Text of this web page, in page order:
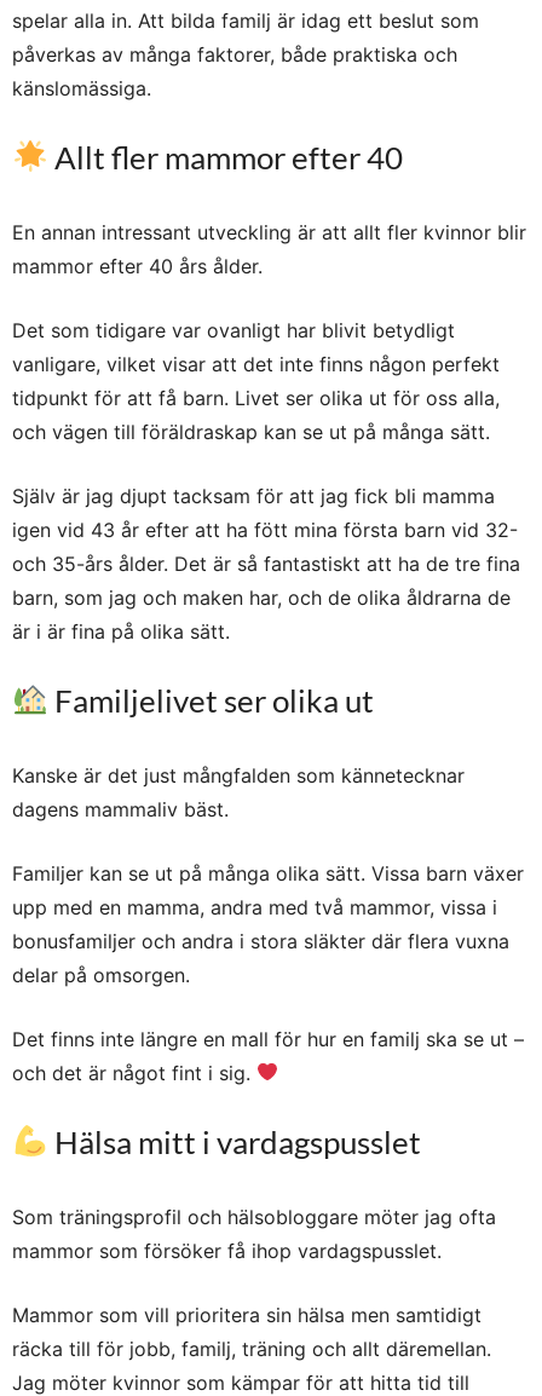
spelar alla in. Att bilda familj är idag ett beslut som
påverkas av många faktorer, både praktiska och
känslomässiga.
Allt fler mammor efter 40
En annan intressant utveckling är att allt fler kvinnor blir
mammor efter 40 års ålder.
Det som tidigare var ovanligt har blivit betydligt
vanligare, vilket visar att det inte finns någon perfekt
tidpunkt för att få barn. Livet ser olika ut för oss alla,
och vägen till föräldraskap kan se ut på många sätt.
Själv är jag djupt tacksam för att jag fick bli mamma
igen vid 43 år efter att ha fött mina första barn vid 32-
och 35-års ålder. Det är så fantastiskt att ha de tre fina
barn, som jag och maken har, och de olika åldrarna de
är i är fina på olika sätt.
Familjelivet ser olika ut
Kanske är det just mångfalden som kännetecknar
dagens mammaliv bäst.
Familjer kan se ut på många olika sätt. Vissa barn växer
upp med en mamma, andra med två mammor, vissa i
bonusfamiljer och andra i stora släkter där flera vuxna
delar på omsorgen.
Det finns inte längre en mall för hur en familj ska se ut –
och det är något fint i sig.
Hälsa mitt i vardagspusslet
Som träningsprofil och hälsobloggare möter jag ofta
mammor som försöker få ihop vardagspusslet.
Mammor som vill prioritera sin hälsa men samtidigt
räcka till för jobb, familj, träning och allt däremellan.
Jag möter kvinnor som kämpar för att hitta tid till